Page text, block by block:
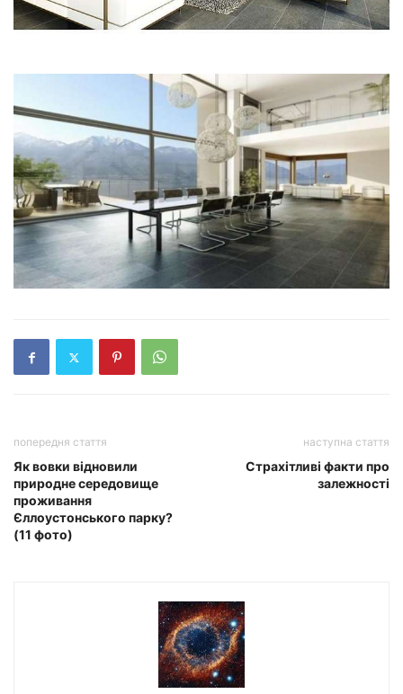
попередня стаття
Як вовки відновили
природне середовище
проживання
Єллоустонського парку?
(11 фото)
наступна стаття
Страхітливі факти про
залежності